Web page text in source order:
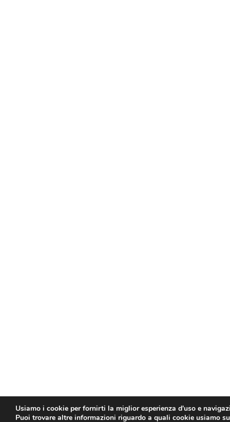
Usiamo i cookie per fornirti la miglior esperienza d'uso e
Puoi trovare altre informazioni riguardo a quali cookie usiamo